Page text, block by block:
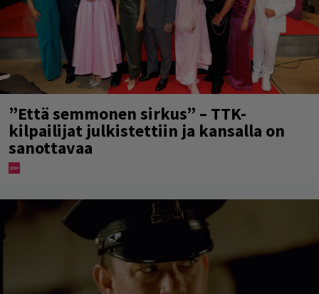
”Että semmonen sirkus” – TTK-
kilpailijat julkistettiin ja kansalla on
sanottavaa